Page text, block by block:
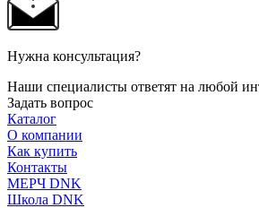
Нужна консультация?
Наши специалисты ответят на любой
Задать вопрос
Каталог
О компании
Как купить
Контакты
МЕРЧ DNK
Школа DNK